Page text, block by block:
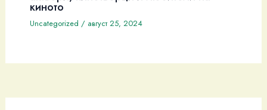
киното
Uncategorized / август 25, 2024